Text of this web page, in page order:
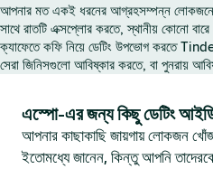
আপনার মত একই ধরনের আগ্রহসম্পন্ন
সাথে রাতটি এক্সপ্লোর করতে, স্থানীয় কোনো
ক্যাফেতে কফি নিয়ে ডেটিং উপভোগ করতে
সেরা জিনিসগুলো আবিষ্কার করতে, বা পুনরায়
এস্পো-এর জন্য কিছু ডেটিং
আপনার কাছাকাছি জায়গায় লোকজন
ইতোমধ্যে জানেন, কিন্তু আপনি